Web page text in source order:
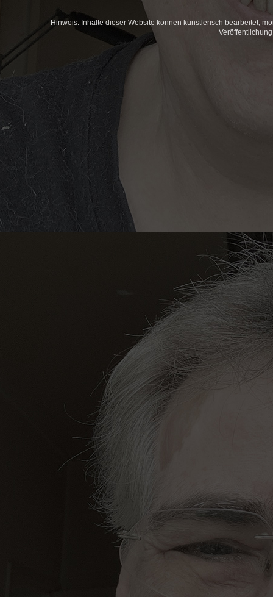
Hinweis: Inhalte dieser Website können künstlerisch bearbeitet,